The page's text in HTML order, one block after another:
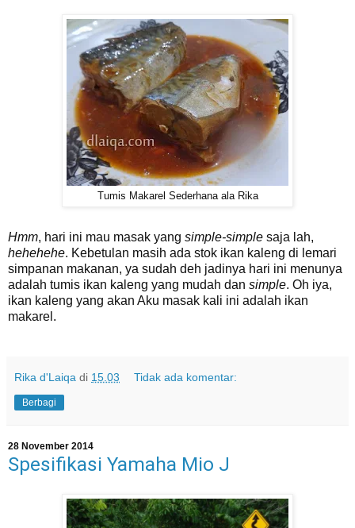
Tumis Makarel Sederhana ala Rika
Hmm, hari ini mau masak yang simple-simple saja lah,
hehehehe. Kebetulan masih ada stok ikan kaleng di lemari
simpanan makanan, ya sudah deh jadinya hari ini menunya
adalah tumis ikan kaleng yang mudah dan simple. Oh iya,
ikan kaleng yang akan Aku masak kali ini adalah ikan
makarel.
Rika d'Laiqa di 15.03 Tidak ada komentar:
Berbagi
28 November 2014
Spesifikasi Yamaha Mio J